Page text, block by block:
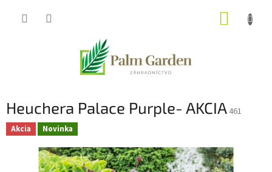
Heuchera Palace Purple- AKCIA 461
Akcia Novinka